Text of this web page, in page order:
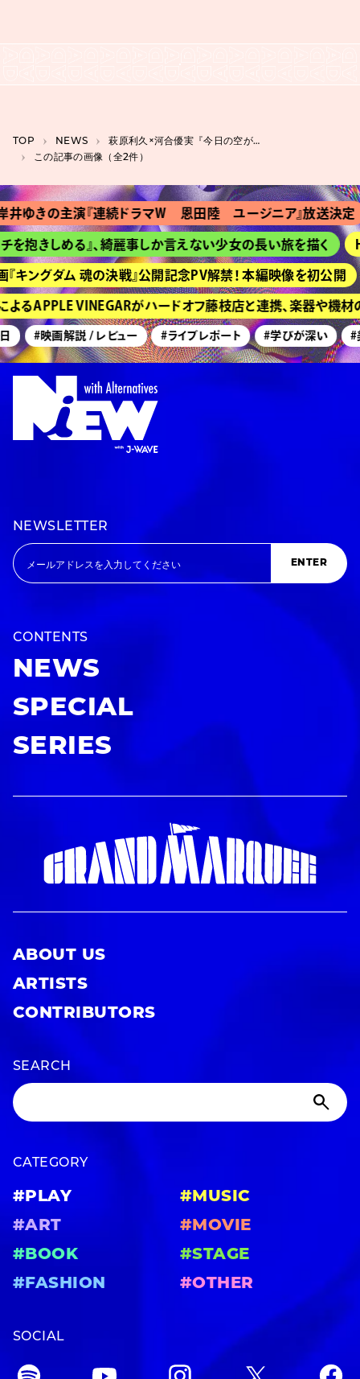
TOP NEWS
萩原利久×河合優実『今日の空が一番好き、とまだ言えない僕は』から初映像2種同時解禁
この記事の画像（全2件）
井ゆきの主演『連続ドラマＷ 恩田陸 ユージニア』放送決定
を抱きしめる』、綺麗事しか言えない少女の長い旅を描く
ングダム 魂の決戦』公開記念PV解禁！ 本編映像を初公開
るAPPLE VINEGARがハードオフ藤枝店と連携、楽器や機材
#映画解説 / レビュー #ライブレポート #学びが深い #
NEWSLETTER
ENTER
CONTENTS
NEWS
SPECIAL
SERIES
ABOUT US
ARTISTS
CONTRIBUTORS
SEARCH
CATEGORY
#PLAY
#MUSIC
#ART
#MOVIE
#BOOK
#STAGE
#FASHION
#OTHER
SOCIAL